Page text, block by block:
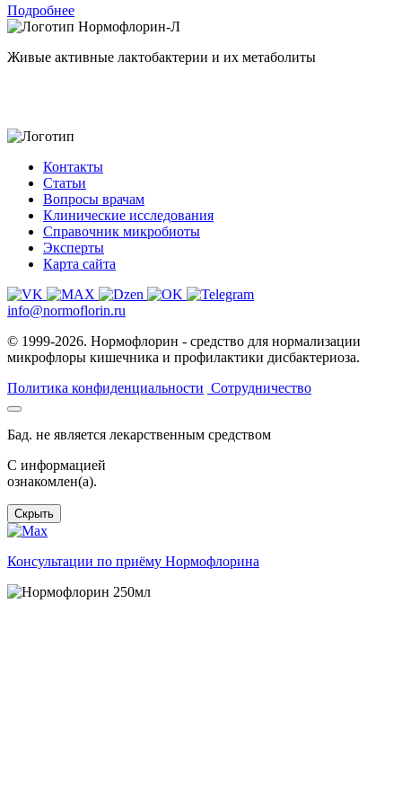
Подробнее
Нормофлорин-Л
Живые активные лактобактерии и их метаболиты
Контакты
Статьи
Вопросы врачам
Клинические исследования
Справочник микробиоты
Эксперты
Карта сайта
info@normoflorin.ru
© 1999-2026. Нормофлорин - средство для нормализации
микрофлоры кишечника и профилактики дисбактериоза.
Политика конфиденциальности Сотрудничество
Бад. не является лекарственным средством
C информацией
ознакомлен(а).
Скрыть
Консультации по приёму Нормофлорина